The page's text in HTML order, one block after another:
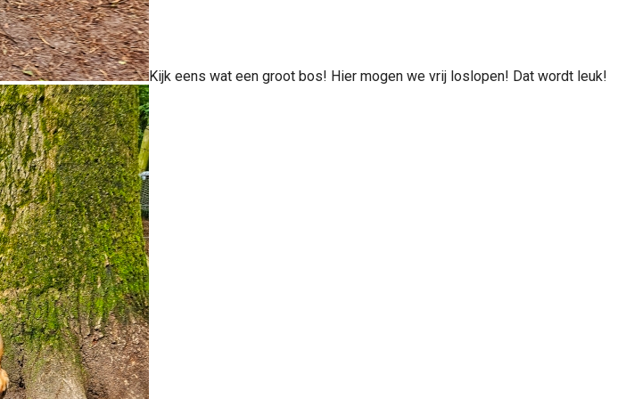
Kijk eens wat een groot bos! Hier mogen we vrij loslopen! Dat wordt leuk!